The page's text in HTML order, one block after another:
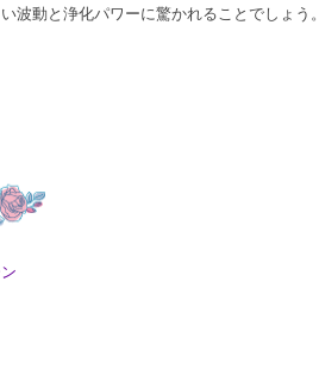
波動と浄化パワーに驚かれることでしょう。